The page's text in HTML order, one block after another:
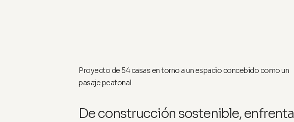
Proyecto de 54 casas en torno a un espacio concebido como un
pasaje peatonal.
De construcción sostenible, enfrenta